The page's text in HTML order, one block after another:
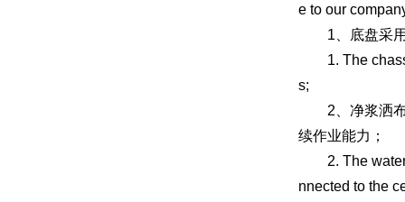
e to our
1、底盘采用
1. The
s;
2、净浆洒布
续作业能力；
2. The water
nnected to the